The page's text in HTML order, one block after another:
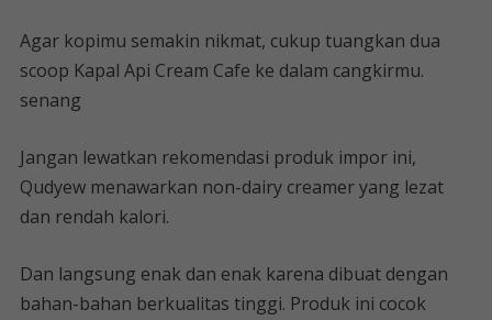
Agar kopimu semakin nikmat, cukup tuangkan dua
scoop Kapal Api Cream Cafe ke dalam cangkirmu.
senang
Jangan lewatkan rekomendasi produk impor ini,
Qudyew menawarkan non-dairy creamer yang lezat
dan rendah kalori.
Dan langsung enak dan enak karena dibuat dengan
bahan-bahan berkualitas tinggi. Produk ini cocok